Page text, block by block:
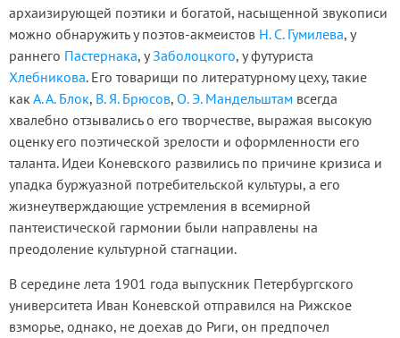
архаизирующей поэтики и богатой, насыщенной звукописи
можно обнаружить у поэтов-акмеистов Н. С. Гумилева, у
раннего Пастернака, уЗаболоцкого, у футуриста
Хлебникова. Его товарищи по литературному цеху, такие
какА. А. Блок, В. Я. Брюсов, О. Э. Мандельштам всегда
хвалебно отзывались о его творчестве, выражая высокую
оценку его поэтической зрелости и оформленности его
таланта. Идеи Коневского развились по причине кризиса и
упадка буржуазной потребительской культуры, а его
жизнеутверждающие устремления в всемирной
пантеистической гармонии были направлены на
преодоление культурной стагнации.
В середине лета 1901 года выпускник Петербургского
университета Иван Коневской отправился на Рижское
взморье, однако, не доехав до Риги, он предпочел